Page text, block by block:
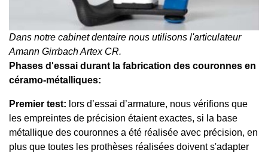
Dans notre cabinet dentaire nous utilisons l'articulateur
Amann Girrbach Artex CR.
Phases d'essai durant la fabrication des couronnes en
céramo-métalliques:
Premier test: lors d’essai d’armature, nous vérifions que
les empreintes de précision étaient exactes, si la base
métallique des couronnes a été réalisée avec précision, en
plus que toutes les prothèses réalisées doivent s'adapter